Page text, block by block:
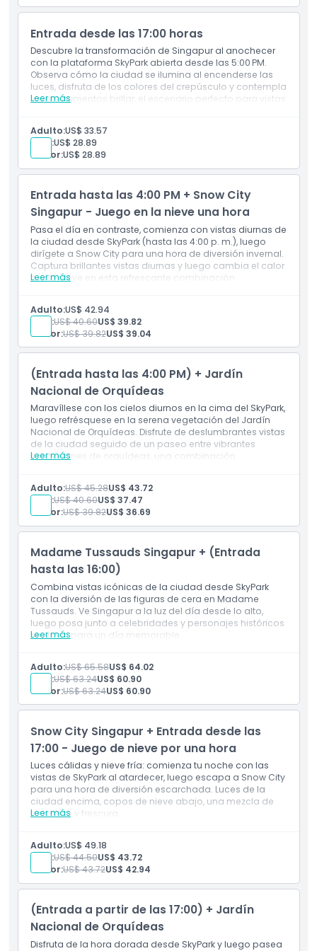
Política para Niños y Adultos
Exclusiones
Cosas a Saber
Ubicación
Política de Cancelación
Supertree Grove
Ambiente tranquilo antes de la hora punta de la
tarde
Acceso peatonal al nivel de observación
Entrada desde las 17:00 horas
Descubre la transformación de Singapur al anochecer
con la plataforma SkyPark abierta desde las 5:00 PM.
Observa cómo la ciudad se ilumina al encenderse las
luces, disfruta de los colores del crepúsculo y contempla
los monumentos brillar, el escenario perfecto para vistas
Leer más
Entrada para la Plataforma SkyPark a partir de las
5:00 PM
Vistas del paisaje urbano al anochecer y
espectáculo de luces nocturno
iluminados de Marina Bay
Escenarios mágicos para fotos después del
atardecer
Temperaturas más frescas y luz más suave
Adulto:US$ 33.57
Niño:US$ 28.89
Senior:US$ 28.89
Entrada hasta las 4:00 PM + Snow City
Singapur - Juego en la nieve una hora
Pasa el día en contraste, comienza con vistas diurnas de
la ciudad desde SkyPark (hasta las 4:00 p. m.), luego
dirígete a Snow City para una hora de diversión invernal.
Captura brillantes vistas diurnas y luego cambia el calor
por la nieve en esta refrescante combinación.
Leer más
Acceso a SkyPark hasta las 4:00 p. m.
Admisión de una hora a la zona de juegos de nieve
Snow City Singapur
Vista panorámica diurna y panorámica del
horizonte
Transición sin interrupciones desde la terraza al aire
libre hasta la diversión interior fría
Adulto:US$ 42.94
Niño:US$ 40.60US$ 39.82
Senior:US$ 39.82US$ 39.04
(Entrada hasta las 4:00 PM) + Jardín
Nacional de Orquídeas
Maravíllese con los cielos diurnos en la cima del SkyPark,
luego refrésquese en la serena vegetación del Jardín
Nacional de Orquídeas. Disfrute de deslumbrantes vistas
de la ciudad seguido de un paseo entre vibrantes
exhibiciones de orquídeas, una combinación
Leer más
Entrada a la plataforma del SkyPark hasta las 4:00 PM
Admisión al Jardín Nacional de Orquídeas
Vistas del contraste entre el horizonte y la vegetación
Exhibiciones botánicas de orquídeas y especies
Incluye senderos del jardín y áreas sombreadas
Adulto:US$ 45.28US$ 43.72
Niño:US$ 40.60US$ 37.47
Senior:US$ 39.82US$ 36.69
Madame Tussauds Singapur + (Entrada
hasta las 16:00)
Combina vistas icónicas de la ciudad desde SkyPark
con la diversión de las figuras de cera en Madame
Tussauds. Ve Singapur a la luz del día desde lo alto,
luego posa junto a celebridades y personajes históricos
realistas para un día memorable.
Leer más
Acceso a SkyPark antes de las 4:00 PM
Entrada a Madame Tussauds Singapur
Exhibiciones de cera realistas de celebridades y
líderes
Oportunidades para fotos con figuras conocidas
Adulto:US$ 65.58US$ 64.02
Niño:US$ 63.24US$ 60.90
Senior:US$ 63.24US$ 60.90
Snow City Singapur + Entrada desde las
17:00 - Juego de nieve por una hora
Luces cálidas y nieve fría: comienza tu noche con las
vistas de SkyPark al atardecer, luego escapa a Snow City
para una hora de diversión escarchada. Luces de la
ciudad encima, copos de nieve abajo, una mezcla de
romance y frescura.
Leer más
Entrada a SkyPark desde las 5:00 PM en adelante
Una hora de juego en la nieve en Snow City
Contrastes de iluminación nocturna de la ciudad
Equipo para la nieve y clima frío interior provistos
Sensaciones duales: vista desde la azotea +
Adulto:US$ 49.18
Niño:US$ 44.50US$ 43.72
Senior:US$ 43.72US$ 42.94
(Entrada a partir de las 17:00) + Jardín
Nacional de Orquídeas
Disfruta de la hora dorada desde SkyPark y luego pasea